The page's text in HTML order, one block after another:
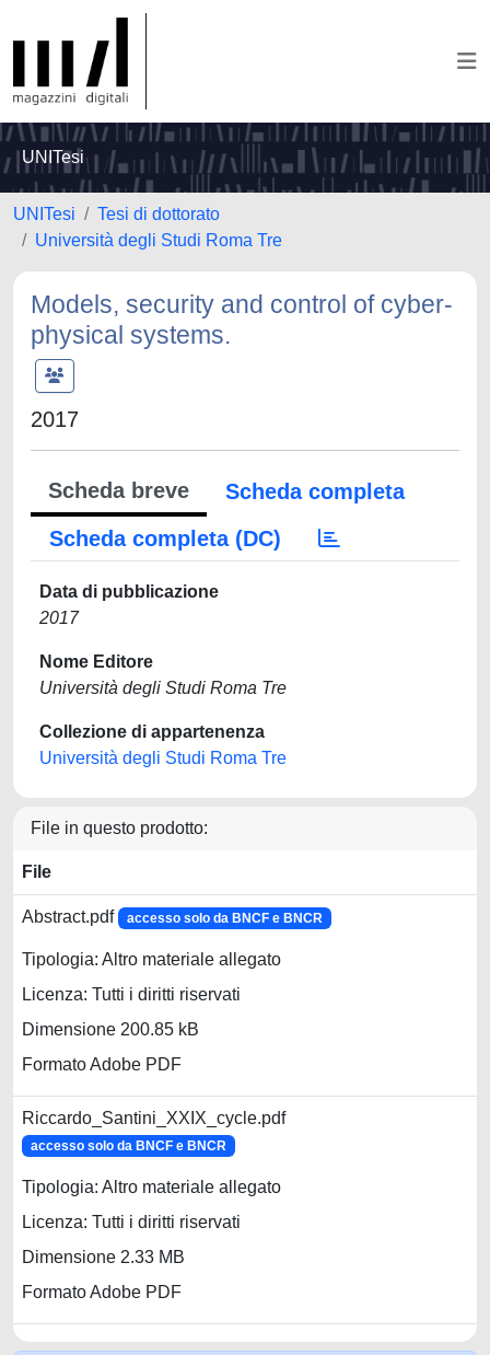
UNITesi
UNITesi
Tesi di dottorato
Università degli Studi Roma Tre
Models, security and control of cyber-
physical systems.
2017
Scheda breve
Scheda completa
Scheda completa (DC)
Data di pubblicazione
2017
Nome Editore
Università degli Studi Roma Tre
Collezione di appartenenza
Università degli Studi Roma Tre
File in questo prodotto:
File
Abstract.pdf accesso solo da BNCF e BNCR
Tipologia: Altro materiale allegato
Licenza: Tutti i diritti riservati
Dimensione 200.85 kB
Formato Adobe PDF
Riccardo_Santini_XXIX_cycle.pdf
accesso solo da BNCF e BNCR
Tipologia: Altro materiale allegato
Licenza: Tutti i diritti riservati
Dimensione 2.33 MB
Formato Adobe PDF